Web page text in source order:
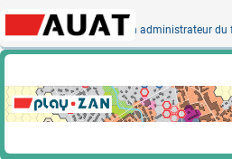
Contacter un administrateur du